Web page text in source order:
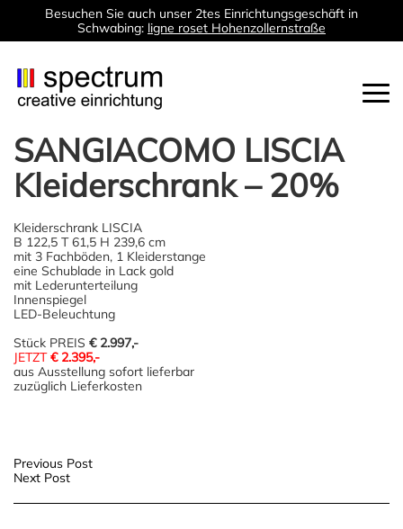
Besuchen Sie auch unser 2tes Einrichtungsgeschäft in
Schwabing: ligne roset Hohenzollernstraße
SANGIACOMO LISCIA
Kleiderschrank – 20%
Kleiderschrank LISCIA
B 122,5 T 61,5 H 239,6 cm
mit 3 Fachböden, 1 Kleiderstange
eine Schublade in Lack gold
mit Lederunterteilung
Innenspiegel
LED-Beleuchtung
Stück PREIS € 2.997,-
JETZT€ 2.395,-
aus Ausstellung sofort lieferbar
zuzüglich Lieferkosten
Post
navigation
Previous Post
Next Post